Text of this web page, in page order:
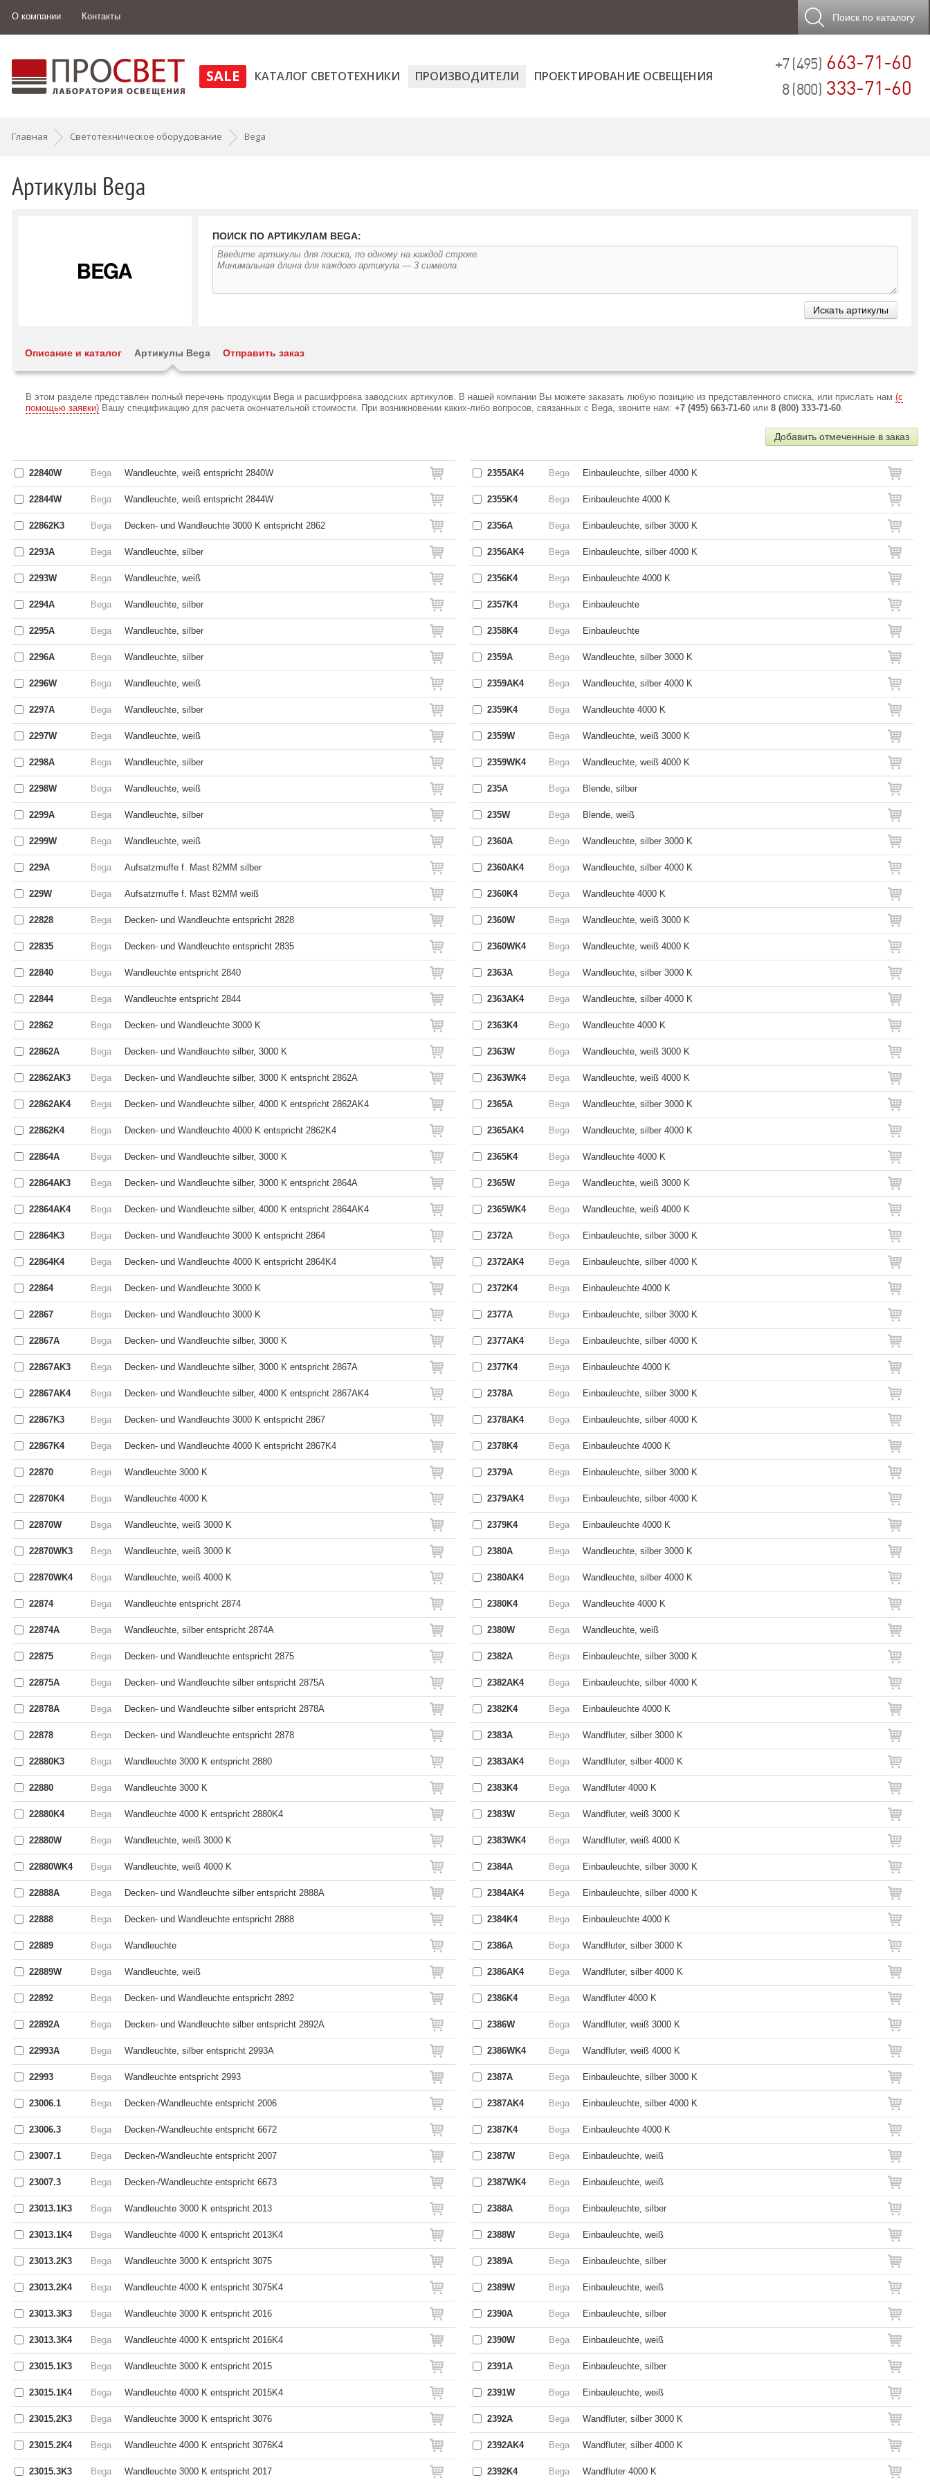
О компании Контакты Поиск по каталогу
+7 (495) 663-71-60
8 (800) 333-71-60
SALE КАТАЛОГ СВЕТОТЕХНИКИ ПРОИЗВОДИТЕЛИ ПРОЕКТИРОВАНИЕ ОСВЕЩЕНИЯ
Главная Светотехническое оборудование Bega
Артикулы Bega
ПОИСК ПО АРТИКУЛАМ BEGA:
Описание и каталог Артикулы Bega Отправить заказ
В этом разделе представлен полный перечень продукции Bega и расшифровка заводских артикулов. В нашей компании Вы можете заказать любую позицию из представленного списка, или прислать нам (с
помощью заявки) Вашу спецификацию для расчета окончательной стоимости. При возникновении каких-либо вопросов, связанных с Bega, звоните нам: +7 (495) 663-71-60 или 8 (800) 333-71-60.
Добавить отмеченные в заказ
22840W Bega Wandleuchte, weiß entspricht 2840W
22844W Bega Wandleuchte, weiß entspricht 2844W
22862K3 Bega Decken- und Wandleuchte 3000 K entspricht 2862
2293A Bega Wandleuchte, silber
2293W Bega Wandleuchte, weiß
2294A Bega Wandleuchte, silber
2295A Bega Wandleuchte, silber
2296A Bega Wandleuchte, silber
2296W Bega Wandleuchte, weiß
2297A Bega Wandleuchte, silber
2297W Bega Wandleuchte, weiß
2298A Bega Wandleuchte, silber
2298W Bega Wandleuchte, weiß
2299A Bega Wandleuchte, silber
2299W Bega Wandleuchte, weiß
229A Bega Aufsatzmuffe f. Mast 82MM silber
229W Bega Aufsatzmuffe f. Mast 82MM weiß
22828 Bega Decken- und Wandleuchte entspricht 2828
22835 Bega Decken- und Wandleuchte entspricht 2835
22840 Bega Wandleuchte entspricht 2840
22844 Bega Wandleuchte entspricht 2844
22862 Bega Decken- und Wandleuchte 3000 K
22862A Bega Decken- und Wandleuchte silber, 3000 K
22862AK3 Bega Decken- und Wandleuchte silber, 3000 K entspricht 2862A
22862AK4 Bega Decken- und Wandleuchte silber, 4000 K entspricht 2862AK4
22862K4 Bega Decken- und Wandleuchte 4000 K entspricht 2862K4
22864A Bega Decken- und Wandleuchte silber, 3000 K
22864AK3 Bega Decken- und Wandleuchte silber, 3000 K entspricht 2864A
22864AK4 Bega Decken- und Wandleuchte silber, 4000 K entspricht 2864AK4
22864K3 Bega Decken- und Wandleuchte 3000 K entspricht 2864
22864K4 Bega Decken- und Wandleuchte 4000 K entspricht 2864K4
22864 Bega Decken- und Wandleuchte 3000 K
22867 Bega Decken- und Wandleuchte 3000 K
22867A Bega Decken- und Wandleuchte silber, 3000 K
22867AK3 Bega Decken- und Wandleuchte silber, 3000 K entspricht 2867A
22867AK4 Bega Decken- und Wandleuchte silber, 4000 K entspricht 2867AK4
22867K3 Bega Decken- und Wandleuchte 3000 K entspricht 2867
22867K4 Bega Decken- und Wandleuchte 4000 K entspricht 2867K4
22870 Bega Wandleuchte 3000 K
22870K4 Bega Wandleuchte 4000 K
22870W Bega Wandleuchte, weiß 3000 K
22870WK3 Bega Wandleuchte, weiß 3000 K
22870WK4 Bega Wandleuchte, weiß 4000 K
22874 Bega Wandleuchte entspricht 2874
22874A Bega Wandleuchte, silber entspricht 2874A
22875 Bega Decken- und Wandleuchte entspricht 2875
22875A Bega Decken- und Wandleuchte silber entspricht 2875A
22878A Bega Decken- und Wandleuchte silber entspricht 2878A
22878 Bega Decken- und Wandleuchte entspricht 2878
22880K3 Bega Wandleuchte 3000 K entspricht 2880
22880 Bega Wandleuchte 3000 K
22880K4 Bega Wandleuchte 4000 K entspricht 2880K4
22880W Bega Wandleuchte, weiß 3000 K
22880WK4 Bega Wandleuchte, weiß 4000 K
22888A Bega Decken- und Wandleuchte silber entspricht 2888A
22888 Bega Decken- und Wandleuchte entspricht 2888
22889 Bega Wandleuchte
22889W Bega Wandleuchte, weiß
22892 Bega Decken- und Wandleuchte entspricht 2892
22892A Bega Decken- und Wandleuchte silber entspricht 2892A
22993A Bega Wandleuchte, silber entspricht 2993A
22993 Bega Wandleuchte entspricht 2993
23006.1 Bega Decken-/Wandleuchte entspricht 2006
23006.3 Bega Decken-/Wandleuchte entspricht 6672
23007.1 Bega Decken-/Wandleuchte entspricht 2007
23007.3 Bega Decken-/Wandleuchte entspricht 6673
23013.1K3 Bega Wandleuchte 3000 K entspricht 2013
23013.1K4 Bega Wandleuchte 4000 K entspricht 2013K4
23013.2K3 Bega Wandleuchte 3000 K entspricht 3075
23013.2K4 Bega Wandleuchte 4000 K entspricht 3075K4
23013.3K3 Bega Wandleuchte 3000 K entspricht 2016
23013.3K4 Bega Wandleuchte 4000 K entspricht 2016K4
23015.1K3 Bega Wandleuchte 3000 K entspricht 2015
23015.1K4 Bega Wandleuchte 4000 K entspricht 2015K4
23015.2K3 Bega Wandleuchte 3000 K entspricht 3076
23015.2K4 Bega Wandleuchte 4000 K entspricht 3076K4
23015.3K3 Bega Wandleuchte 3000 K entspricht 2017
2355AK4 Bega Einbauleuchte, silber 4000 K
2355K4 Bega Einbauleuchte 4000 K
2356A Bega Einbauleuchte, silber 3000 K
2356AK4 Bega Einbauleuchte, silber 4000 K
2356K4 Bega Einbauleuchte 4000 K
2357K4 Bega Einbauleuchte
2358K4 Bega Einbauleuchte
2359A Bega Wandleuchte, silber 3000 K
2359AK4 Bega Wandleuchte, silber 4000 K
2359K4 Bega Wandleuchte 4000 K
2359W Bega Wandleuchte, weiß 3000 K
2359WK4 Bega Wandleuchte, weiß 4000 K
235A Bega Blende, silber
235W Bega Blende, weiß
2360A Bega Wandleuchte, silber 3000 K
2360AK4 Bega Wandleuchte, silber 4000 K
2360K4 Bega Wandleuchte 4000 K
2360W Bega Wandleuchte, weiß 3000 K
2360WK4 Bega Wandleuchte, weiß 4000 K
2363A Bega Wandleuchte, silber 3000 K
2363AK4 Bega Wandleuchte, silber 4000 K
2363K4 Bega Wandleuchte 4000 K
2363W Bega Wandleuchte, weiß 3000 K
2363WK4 Bega Wandleuchte, weiß 4000 K
2365A Bega Wandleuchte, silber 3000 K
2365AK4 Bega Wandleuchte, silber 4000 K
2365K4 Bega Wandleuchte 4000 K
2365W Bega Wandleuchte, weiß 3000 K
2365WK4 Bega Wandleuchte, weiß 4000 K
2372A Bega Einbauleuchte, silber 3000 K
2372AK4 Bega Einbauleuchte, silber 4000 K
2372K4 Bega Einbauleuchte 4000 K
2377A Bega Einbauleuchte, silber 3000 K
2377AK4 Bega Einbauleuchte, silber 4000 K
2377K4 Bega Einbauleuchte 4000 K
2378A Bega Einbauleuchte, silber 3000 K
2378AK4 Bega Einbauleuchte, silber 4000 K
2378K4 Bega Einbauleuchte 4000 K
2379A Bega Einbauleuchte, silber 3000 K
2379AK4 Bega Einbauleuchte, silber 4000 K
2379K4 Bega Einbauleuchte 4000 K
2380A Bega Wandleuchte, silber 3000 K
2380AK4 Bega Wandleuchte, silber 4000 K
2380K4 Bega Wandleuchte 4000 K
2380W Bega Wandleuchte, weiß
2382A Bega Einbauleuchte, silber 3000 K
2382AK4 Bega Einbauleuchte, silber 4000 K
2382K4 Bega Einbauleuchte 4000 K
2383A Bega Wandfluter, silber 3000 K
2383AK4 Bega Wandfluter, silber 4000 K
2383K4 Bega Wandfluter 4000 K
2383W Bega Wandfluter, weiß 3000 K
2383WK4 Bega Wandfluter, weiß 4000 K
2384A Bega Einbauleuchte, silber 3000 K
2384AK4 Bega Einbauleuchte, silber 4000 K
2384K4 Bega Einbauleuchte 4000 K
2386A Bega Wandfluter, silber 3000 K
2386AK4 Bega Wandfluter, silber 4000 K
2386K4 Bega Wandfluter 4000 K
2386W Bega Wandfluter, weiß 3000 K
2386WK4 Bega Wandfluter, weiß 4000 K
2387A Bega Einbauleuchte, silber 3000 K
2387AK4 Bega Einbauleuchte, silber 4000 K
2387K4 Bega Einbauleuchte 4000 K
2387W Bega Einbauleuchte, weiß
2387WK4 Bega Einbauleuchte, weiß
2388A Bega Einbauleuchte, silber
2388W Bega Einbauleuchte, weiß
2389A Bega Einbauleuchte, silber
2389W Bega Einbauleuchte, weiß
2390A Bega Einbauleuchte, silber
2390W Bega Einbauleuchte, weiß
2391A Bega Einbauleuchte, silber
2391W Bega Einbauleuchte, weiß
2392A Bega Wandfluter, silber 3000 K
2392AK4 Bega Wandfluter, silber 4000 K
2392K4 Bega Wandfluter 4000 K